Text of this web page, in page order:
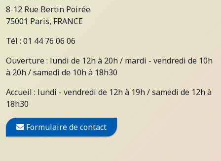
8-12 Rue Bertin Poirée
75001 Paris, FRANCE
Tél : 01 44 76 06 06
Ouverture : lundi de 12h à 20h / mardi - vendredi de 10h
à 20h / samedi de 10h à 18h30
Accueil : lundi - vendredi de 12h à 19h / samedi de 12h à
18h30
Formulaire de contact